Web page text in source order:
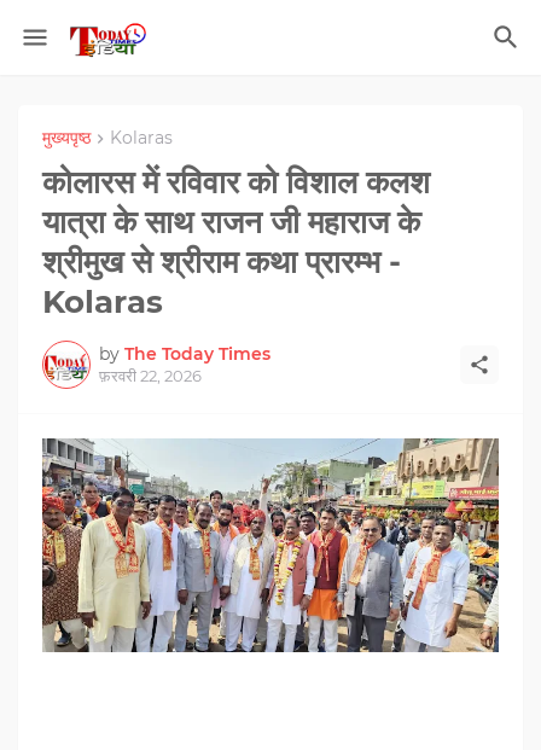
मुख्यपृष्ठ Kolaras
कोलारस में रविवार को विशाल कलश
यात्रा के साथ राजन जी महाराज के
श्रीमुख से श्रीराम कथा प्रारम्भ -
Kolaras
by The Today Times
फ़रवरी 22, 2026